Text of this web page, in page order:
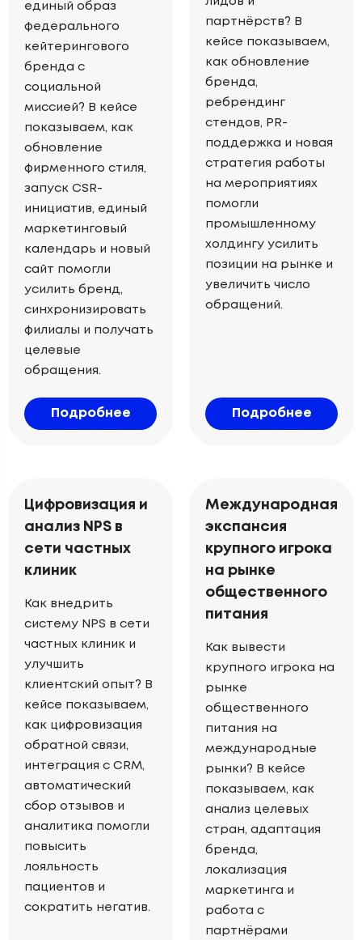
единый образ
федерального
кейтерингового
бренда с
социальной
миссией? В кейсе
показываем, как
обновление
фирменного стиля,
запуск CSR-
инициатив, единый
маркетинговый
календарь и новый
сайт помогли
усилить бренд,
синхронизировать
филиалы и получать
целевые
обращения.
Подробнее
партнёрств? В
кейсе показываем,
как обновление
бренда,
ребрендинг
стендов, PR-
поддержка и новая
стратегия работы
на мероприятиях
помогли
промышленному
холдингу усилить
позиции на рынке и
увеличить число
обращений.
Подробнее
Цифровизация и
анализ NPS в
сети частных
клиник
Как внедрить
систему NPS в сети
частных клиник и
улучшить
клиентский опыт? В
кейсе показываем,
как цифровизация
обратной связи,
интеграция с CRM,
автоматический
сбор отзывов и
аналитика помогли
повысить
лояльность
пациентов и
сократить негатив.
Международная
экспансия
крупного игрока
на рынке
общественного
питания
Как вывести
крупного игрока на
рынке
общественного
питания на
международные
рынки? В кейсе
показываем, как
анализ целевых
стран, адаптация
бренда,
локализация
маркетинга и
работа с
партнёрами